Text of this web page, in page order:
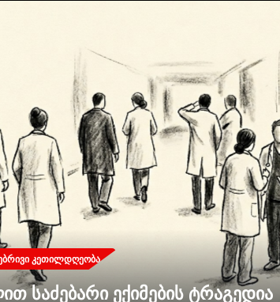
ᲙᲔᲗᲘᲚᲓᲦᲔᲝᲑᲐ
საძებარი ექიმების ტრაგედია